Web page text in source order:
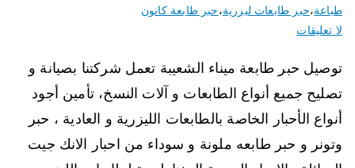
طباعة،حبر طابعات ليزرية،حبر طابعة كانون
لا تعليقات
توصيل حبر طابعة ميناء الشعيبة تعمل شركتنا بصيانة و
تصليح جميع أنواع الطابعات و آلات النسخ، تأمين أجود
أنواع الأحبار الخاصة بالطابعات الليزرية و العادية ، حبر
وتونر و حبر طابعه ملونة و سوداء من احبار الانك جيت